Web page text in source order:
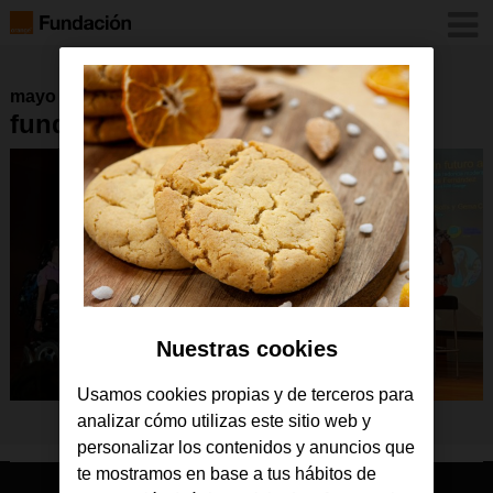
mayo 2023
fundacionOrange_Guadalajara
Nuestras cookies
Usamos cookies propias y de terceros para
analizar cómo utilizas este sitio web y
personalizar los contenidos y anuncios que
te mostramos en base a tus hábitos de